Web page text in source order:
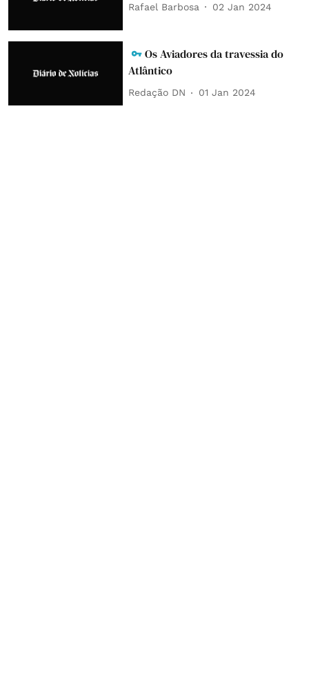
Rafael Barbosa 02 Jan 2024
Os Aviadores da travessia do
Atlântico
Redação DN 01 Jan 2024